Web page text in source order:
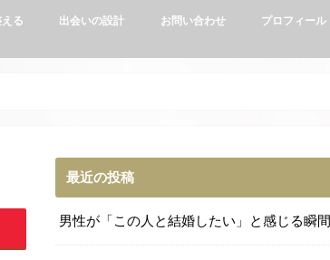
る 出会いの設計 お問い合わせ プロフィール
最近の投稿
男性が「この人と結婚したい」と感じる瞬間